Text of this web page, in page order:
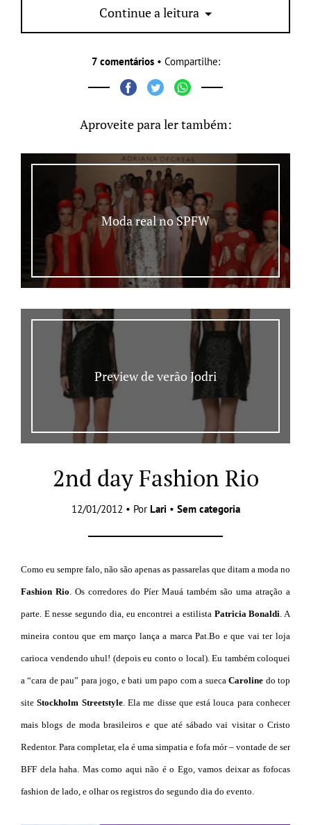
gostaram mais?Continue a leitura
7 comentários• Compartilhe:
Aproveite para ler também:
Moda real no SPFW
Preview de verão Jodri
2nd day Fashion Rio
12/01/2012 • Por Lari • Sem categoria
Como eu sempre falo, não são apenas as passarelas que ditam a moda no
Fashion Rio. Os corredores do Píer Mauá também são uma atração a
parte. E nesse segundo dia, eu encontrei a estilista Patricia Bonaldi. A
mineira contou que em março lança a marca Pat.Bo e que vai ter loja
carioca vendendo uhul! (depois eu conto o local). Eu também coloquei
a “cara de pau” para jogo, e bati um papo com a suecaCaroline do top
siteStockholm Streetstyle. Ela me disse que está louca para conhecer
mais blogs de moda brasileiros e que até sábado vai visitar o Cristo
Redentor. Para completar, ela é uma simpatia e fofa mór – vontade de ser
BFF dela haha. Mas como aqui não é o Ego, vamos deixar as fofocas
fashion de lado, e olhar os registros do segundo dia do evento.